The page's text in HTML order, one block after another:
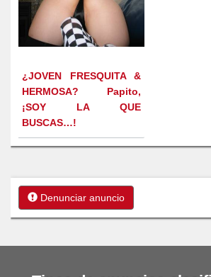
¿JOVEN FRESQUITA &
HERMOSA? Papito,
¡SOY LA QUE
BUSCAS…!
Denunciar anuncio